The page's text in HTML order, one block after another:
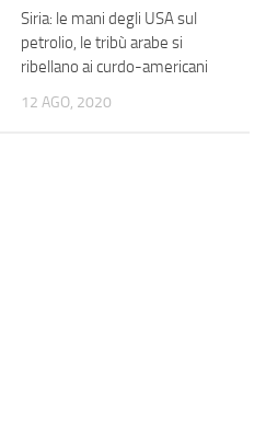
Siria: le mani degli USA sul
petrolio, le tribù arabe si
ribellano ai curdo-americani
12 AGO, 2020